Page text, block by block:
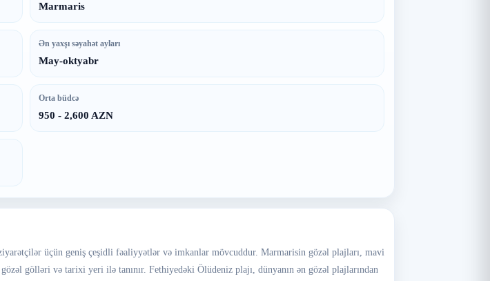
Marmaris
Ən yaxşı səyahət ayları
May-oktyabr
Orta büdcə
950 - 2,600 AZN
üçün geniş çeşidli fəaliyyətlər və imkanlar mövcuddur. Marmarisin gözəl plajları, mavi
gölləri və tarixi yeri ilə tanınır. Fethiyedəki Ölüdeniz plajı, dünyanın ən gözəl plajlarından